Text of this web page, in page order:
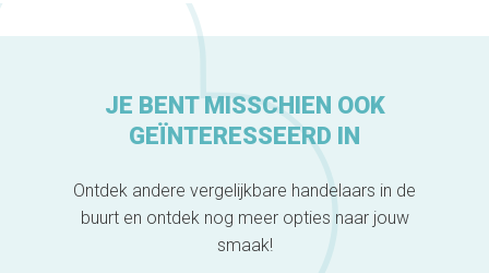
JE BENT MISSCHIEN OOK
GEÏNTERESSEERD IN
Ontdek andere vergelijkbare handelaars in de
buurt en ontdek nog meer opties naar jouw
smaak!